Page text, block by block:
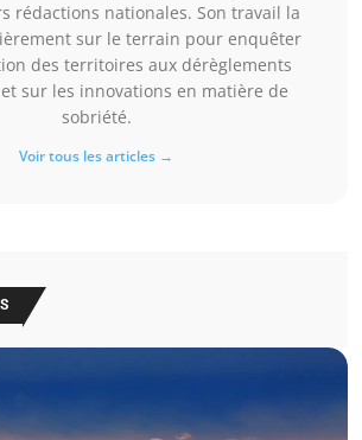
rédactions nationales. Son travail la
sur le terrain pour enquêter
des territoires aux dérèglements
sur les innovations en matière de
sobriété.
Voir tous les articles →